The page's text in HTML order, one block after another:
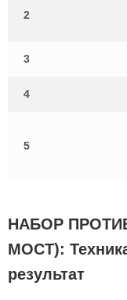
2
3
4
5
НАБОР
МОСТ):
результат